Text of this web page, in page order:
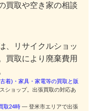
買取や空き家の相談
、リサイクルショッ
買取により廃棄費用
着)・家具・家電等の買取と販
ショップ。出張買取の対応あ
取24時 — 登米市エリアで出張